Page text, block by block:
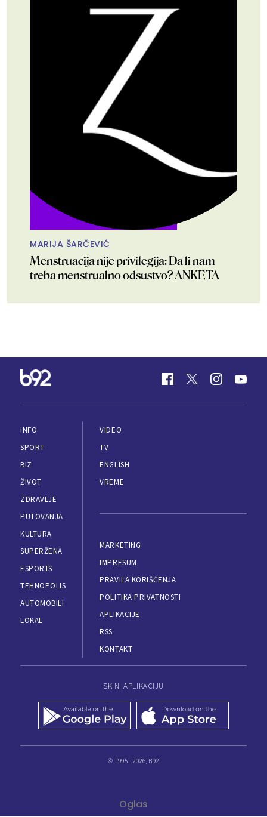
MARIJA ŠARČEVIĆ
Menstruacija nije privilegija: Da li nam
treba menstrualno odsustvo? ANKETA
INFO
SPORT
BIZ
ŽIVOT
ZDRAVLJE
PUTOVANJA
KULTURA
SUPERŽENA
ESPORTS
TEHNOPOLIS
AUTOMOBILI
LOKAL
VIDEO
TV
ENGLISH
VREME
MARKETING
IMPRESUM
PRAVILA KORIŠĆENJA
POLITIKA PRIVATNOSTI
APLIKACIJE
RSS
KONTAKT
SKINI APLIKACIJU
© 1995 - 2026, B92